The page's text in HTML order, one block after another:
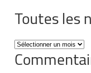
Toutes les
Toutes
les
news